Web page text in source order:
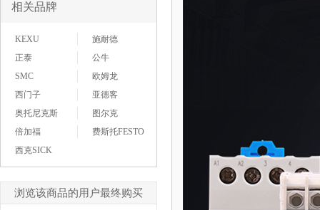
相关品牌
KEXU
施耐德
正泰
公牛
SMC
欧姆龙
西门子
亚德客
奥托尼克斯
图尔克
倍加福
费斯托FESTO
西克SICK
浏览该商品的用户最终购买